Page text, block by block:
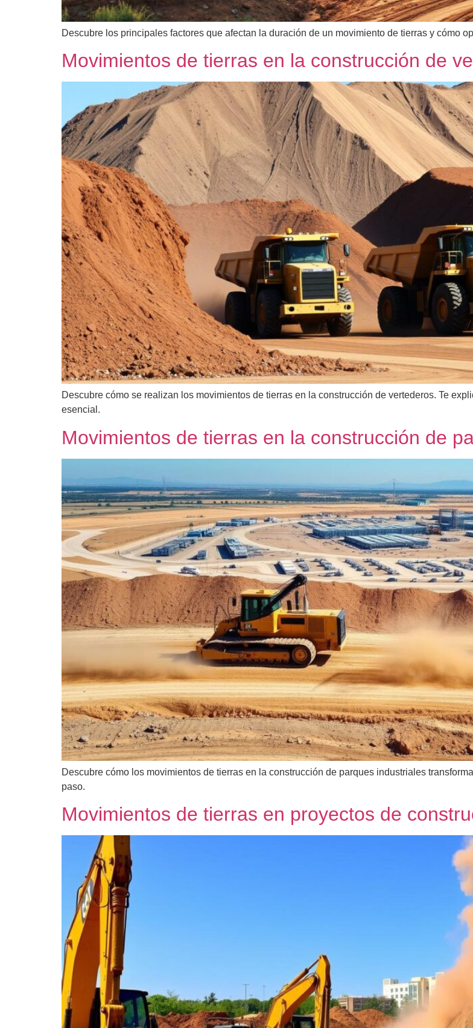
Descubre los principales factores que afectan la duración de un movimiento de tierras y cómo
Movimientos de tierras en la construcción de
Descubre cómo se realizan los movimientos de tierras en la construcción de vertederos. Te
esencial.
Movimientos de tierras en la construcción de
Descubre cómo los movimientos de tierras en la construcción de parques industriales
paso.
Movimientos de tierras en proyectos de